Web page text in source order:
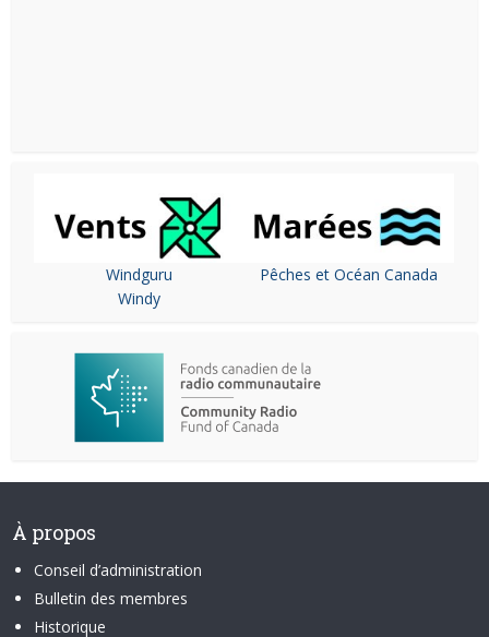
Windguru
Windy
Pêches et Océan Canada
À propos
Conseil d’administration
Bulletin des membres
Historique